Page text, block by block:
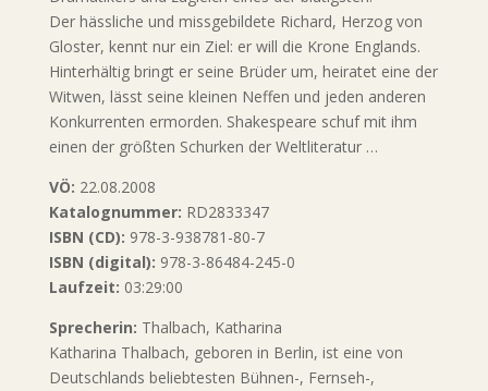
Der hässliche und missgebildete Richard, Herzog von
Gloster, kennt nur ein Ziel: er will die Krone Englands.
Hinterhältig bringt er seine Brüder um, heiratet eine der
Witwen, lässt seine kleinen Neffen und jeden anderen
Konkurrenten ermorden. Shakespeare schuf mit ihm
einen der größten Schurken der Weltliteratur …
VÖ: 22.08.2008
Katalognummer: RD2833347
ISBN (CD): 978-3-938781-80-7
ISBN (digital): 978-3-86484-245-0
Laufzeit: 03:29:00
Sprecherin: Thalbach, Katharina
Katharina Thalbach, geboren in Berlin, ist eine von
Deutschlands beliebtesten Bühnen-, Fernseh-,